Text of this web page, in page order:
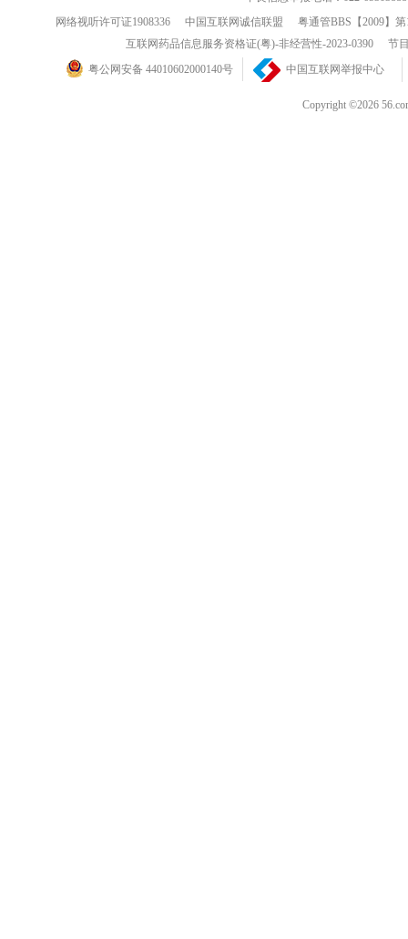
网络视听许可证1908336
中国互联网诚信联盟
粤通管BBS【2009】
互联网药品信息服务资格证(粤)-非经营性-2023-0390
节
粤公网安备 44010602000140号
中国互联网举报中心
Copyright ©2026